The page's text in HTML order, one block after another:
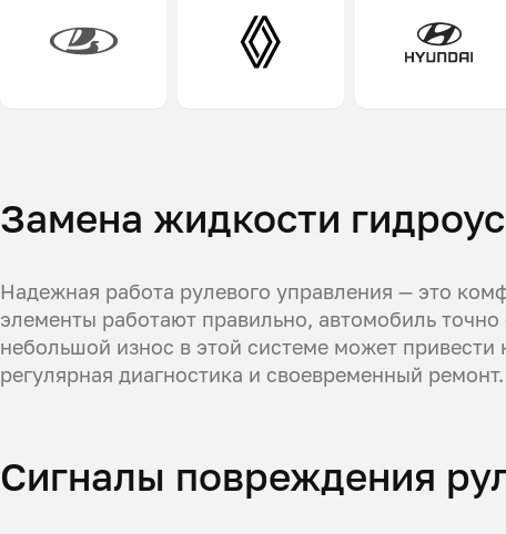
Замена жидкости
Надежная работа рулевого управления — это
элементы работают правильно, автомобиль
небольшой износ в этой системе может
регулярная диагностика и своевременный ремонт.
Сигналы повреждения